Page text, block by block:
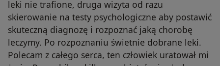
leki nie trafione, druga wizyta od razu
skierowanie na testy psychologiczne aby postawić
skuteczną diagnozę i rozpoznać jaką chorobę
leczymy. Po rozpoznaniu świetnie dobrane leki.
Polecam z całego serca, ten człowiek uratował mi